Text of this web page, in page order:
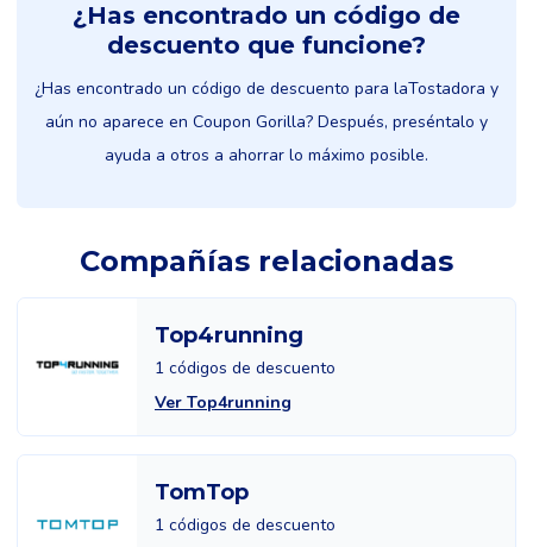
¿Has encontrado un código de
descuento que funcione?
¿Has encontrado un código de descuento para laTostadora y
aún no aparece en Coupon Gorilla? Después, preséntalo y
ayuda a otros a ahorrar lo máximo posible.
Compañías relacionadas
Top4running
1 códigos de descuento
Ver Top4running
TomTop
1 códigos de descuento